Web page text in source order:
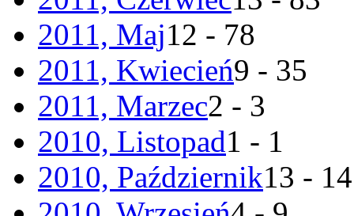
2011, Maj12 - 78
2011, Kwiecień9 - 35
2011, Marzec2 - 3
2010, Listopad1 - 1
2010, Październik13 - 14